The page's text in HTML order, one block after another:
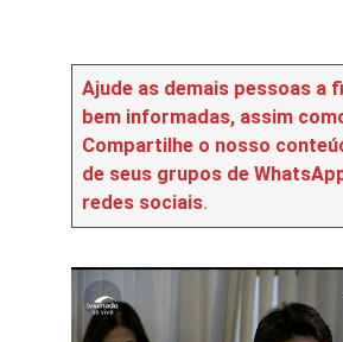
Ajude as demais pessoas a
bem informadas, assim
Compartilhe o nosso
de seus grupos de
redes sociais.